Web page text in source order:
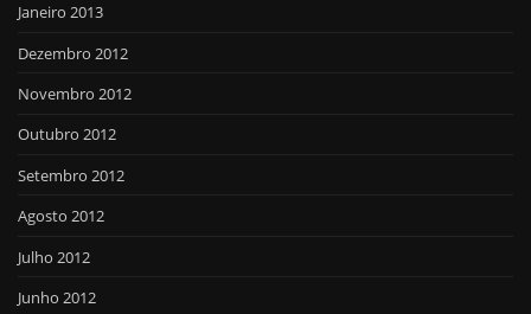
Janeiro 2013
Dezembro 2012
Novembro 2012
Outubro 2012
Setembro 2012
Agosto 2012
Julho 2012
Junho 2012